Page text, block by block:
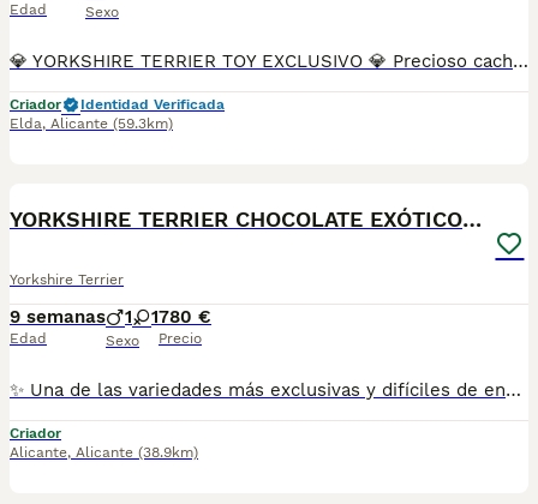
Edad Sexo
💎 YORKSHIRE TERRIER TOY EXCLUSIVO 💎 Precioso cachorro Yorkshire Terrier de 1 mes, criado en ambiente familiar junto a su mamá, con muchísimo amor y cuidados desde el primer día. 🐾 Muy pequeño, cariñoso, juguetón y con una carita espectacular. Ideal para compañía y familias que buscan un compañero elegante y adorable. ✔ Criado en casa ✔ Acostumbrado al contacto diario ✔ Desparasitado acorde a su edad ✔ Excelente carácter ✔ Padres de gran calidad 📍 Reserva abierta 📲 Más información y vídeos por privado. ✨ Un pequeño tesoro que enamora a primera vista ✨
Criador
Identidad Verificada
Elda, Alicante (59.3km)
YORKSHIRE TERRIER CHOCOLATE EXÓTICOS DISPONIBLES
Yorkshire Terrier
9 semanas
Edad
1 1
Sexo
780 €
Precio
✨ Una de las variedades más exclusivas y difíciles de encontrar, con un precioso color chocolate que enamora a primera vista. Pequeños, elegantes y con un carácter cariñoso y juguetón, criados en un ambiente familiar con todo el amor y los mejores cuidados. 🏡❤️ 🐾 Se entregan con: 💉 vacuna. 🩺 desparasitación. 📋 Cartilla veterinaria/pasaporte ✅ Revisión veterinaria antes de la entrega. 📱 Envío vídeos y fotos individuales por WhatsApp para que puedas conocer a cada cachorro con detalle. 🚗 Posibilidad de entrega en mano y también envío a toda España. ❤️ Fotos 100% reales de nuestros cachorros. Nacidos y criados en casa, recibiendo cariño y atención desde el primer día. 💝 Si buscas un Yorkshire Terrier de color chocolate exclusivo, sano y criado con dedicación, estaremos encantados de ayudarte a encontrar a tu nuevo mejor amigo. 📩 ¡Consúltanos sin compromiso! 🐾🤎
Criador
Alicante, Alicante (38.9km)